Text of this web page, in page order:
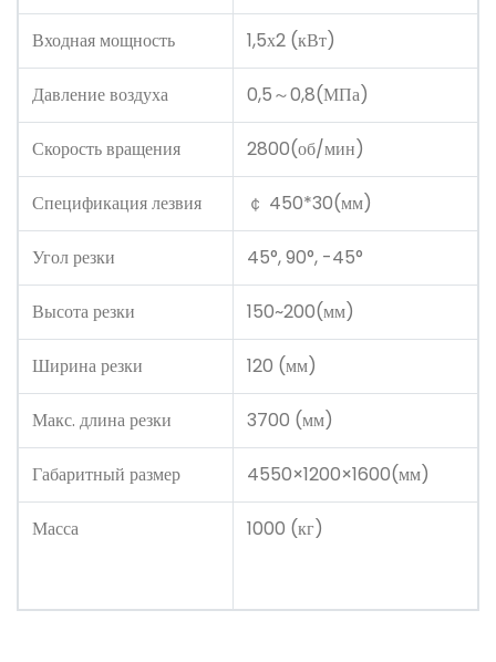
Входная мощность 1,5х2 (кВт)
Давление воздуха 0,5～0,8(МПа)
Скорость вращения 2800(об/мин)
Спецификация лезвия ￠ 450*30(мм)
Угол резки 45°, 90°, -45°
Высота резки 150~200(мм)
Ширина резки 120 (мм)
Макс. длина резки 3700 (мм)
Габаритный размер 4550×1200×1600(мм)
Масса 1000 (кг)